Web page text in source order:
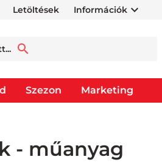
Letöltések Információk
Szezon Marketing
- műanyag